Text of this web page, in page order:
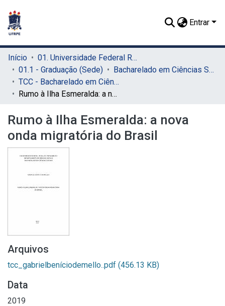
Entrar
Início
01. Universidade Federal Rural de Pernambuco - UFRPE (Sede)
01.1 - Graduação (Sede)
Bacharelado em Ciências Sociais (Sede)
TCC - Bacharelado em Ciências Sociais (Sede)
Rumo à Ilha Esmeralda: a nova onda migratória do Brasil
Rumo à Ilha Esmeralda: a nova
onda migratória do Brasil
Arquivos
tcc_gabrielbeníciodemello..pdf (456.13 KB)
Data
2019